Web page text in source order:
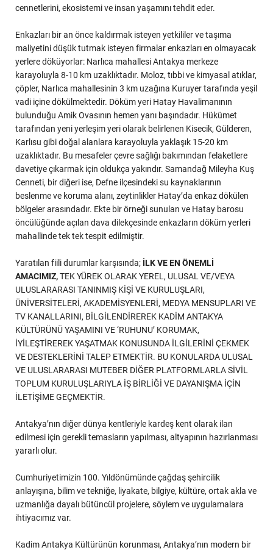
cennetlerini, ekosistemi ve insan yaşamını tehdit eder.
Enkazları bir an önce kaldırmak isteyen yetkililer ve taşıma
maliyetini düşük tutmak isteyen firmalar enkazları en olmayacak
yerlere döküyorlar: Narlıca mahallesi Antakya merkeze
karayoluyla 8-10 km uzaklıktadır. Moloz, tıbbi ve kimyasal atıklar,
çöpler, Narlıca mahallesinin 3 km uzağına Kuruyer tarafında yeşil
vadi içine dökülmektedir. Döküm yeri Hatay Havalimanının
bulunduğu Amik Ovasının hemen yanı başındadır. Hükümet
tarafından yeni yerleşim yeri olarak belirlenen Kisecik, Gülderen,
Karlısu gibi doğal alanlara karayoluyla yaklaşık 15-20 km
uzaklıktadır. Bu mesafeler çevre sağlığı bakımından felaketlere
davetiye çıkarmak için oldukça yakındır. Samandağ Mileyha Kuş
Cenneti, bir diğeri ise, Defne ilçesindeki su kaynaklarının
beslenme ve koruma alanı, zeytinlikler Hatay’da enkaz dökülen
bölgeler arasındadır. Ekte bir örneği sunulan ve Hatay barosu
öncülüğünde açılan dava dilekçesinde enkazların döküm yerleri
mahallinde tek tek tespit edilmiştir.
Yaratılan fiili durumlar karşısında; İLK VE EN ÖNEMLİ
AMACIMIZ,TEK YÜREK OLARAK YEREL, ULUSAL VE/VEYA
ULUSLARARASI TANINMIŞ KİŞİ VE KURULUŞLARI,
ÜNİVERSİTELERİ, AKADEMİSYENLERİ, MEDYA MENSUPLARI VE
TV KANALLARINI, BİLGİLENDİREREK KADİM ANTAKYA
KÜLTÜRÜNÜ YAŞAMINI VE ‘RUHUNU’ KORUMAK,
İYİLEŞTİREREK YAŞATMAK KONUSUNDA İLGİLERİNİ ÇEKMEK
VE DESTEKLERİNİ TALEP ETMEKTİR. BU KONULARDA ULUSAL
VE ULUSLARARASI MUTEBER DİĞER PLATFORMLARLA SİVİL
TOPLUM KURULUŞLARIYLA İŞ BİRLİĞİ VE DAYANIŞMA İÇİN
İLETİŞİME GEÇMEKTİR.
Antakya’nın diğer dünya kentleriyle kardeş kent olarak ilan
edilmesi için gerekli temasların yapılması, altyapının hazırlanması
yararlı olur.
Cumhuriyetimizin 100. Yıldönümünde çağdaş şehircilik
anlayışına, bilim ve tekniğe, liyakate, bilgiye, kültüre, ortak akla ve
uzmanlığa dayalı bütüncül projelere, söylem ve uygulamalara
ihtiyacımız var.
Kadim Antakya Kültürünün korunması, Antakya’nın modern bir